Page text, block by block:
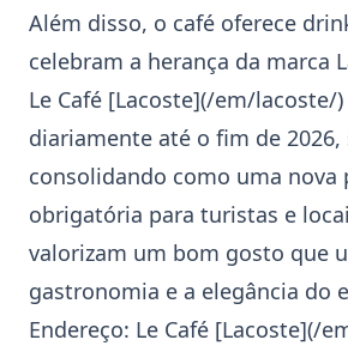
Além disso, o café oferece
celebram a herança da marca
Le Café [Lacoste](/em/lacoste/)
diariamente até o fim de 2026,
consolidando como uma nova
obrigatória para turistas e
valorizam um bom gosto que
gastronomia e a elegância do
Endereço: Le Café [Lacoste](/